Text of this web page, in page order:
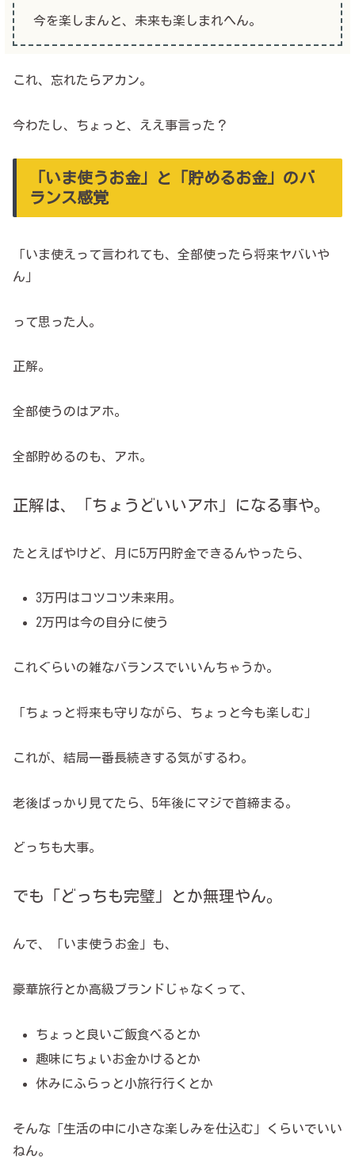
今を楽しまんと、未来も楽しまれへん。
これ、忘れたらアカン。
今わたし、ちょっと、ええ事言った？
「いま使うお金」と「貯めるお金」のバ
ランス感覚
「いま使えって言われても、全部使ったら将来ヤバいや
ん」
って思った人。
正解。
全部使うのはアホ。
全部貯めるのも、アホ。
正解は、「ちょうどいいアホ」になる事や。
たとえばやけど、月に5万円貯金できるんやったら、
3万円はコツコツ未来用。
2万円は今の自分に使う
これぐらいの雑なバランスでいいんちゃうか。
「ちょっと将来も守りながら、ちょっと今も楽しむ」
これが、結局一番長続きする気がするわ。
老後ばっかり見てたら、5年後にマジで首締まる。
どっちも大事。
でも「どっちも完璧」とか無理やん。
んで、「いま使うお金」も、
豪華旅行とか高級ブランドじゃなくって、
ちょっと良いご飯食べるとか
趣味にちょいお金かけるとか
休みにふらっと小旅行行くとか
そんな「生活の中に小さな楽しみを仕込む」くらいでいい
ねん。